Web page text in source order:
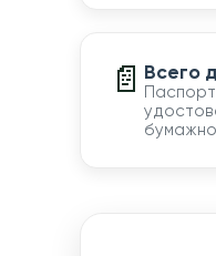
📄 Всего